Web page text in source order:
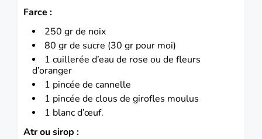
Farce :
250 gr de noix
80 gr de sucre (30 gr pour moi)
1 cuillerée d’eau de rose ou de fleurs
d’oranger
1 pincée de cannelle
1 pincée de clous de girofles moulus
1 blanc d’œuf.
Atr ou sirop :